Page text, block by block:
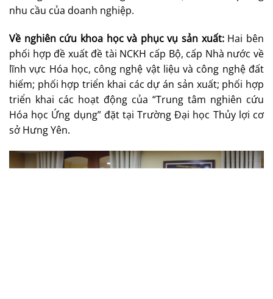
nhu cầu của doanh nghiệp.
Về nghiên cứu khoa học và phục vụ sản xuất:Hai bên
phối hợp đề xuất đề tài NCKH cấp Bộ, cấp Nhà nước về
lĩnh vực Hóa học, công nghệ vật liệu và công nghệ đất
hiếm; phối hợp triển khai các dự án sản xuất; phối hợp
triển khai các hoạt động của “Trung tâm nghiên cứu
Hóa học Ứng dụng” đặt tại Trường Đại học Thủy lợi cơ
sở Hưng Yên.